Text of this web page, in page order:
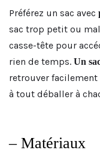
Préférez un sac avec
sac trop petit ou
casse-tête pour
rien de temps. Un
retrouver facilement
à tout déballer à
– Matériaux